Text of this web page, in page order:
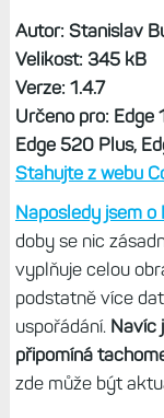
Autor: Stanislav
Velikost: 345 kB
Verze: 1.4.7
Určeno pro: Edge
Edge 520 Plus,
Stahujte z webu
Naposledy jsem o
doby se nic
vyplňuje celou
podstatně více
uspořádání. Navíc
připomíná
zde může být